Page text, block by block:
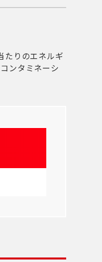
たりのエネルギ
ンタミネーシ